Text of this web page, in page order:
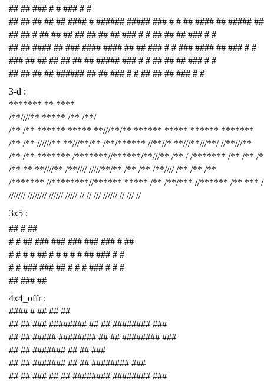
## ## ### # # ### # #
## ## ## ## ## #### # ###### ##### ### # # ## #### ## #####
## ## # ## ## ## ## ## ## ## ### # # ## ## ## ### # #
## ## #### ## ### #### #### ## ## ### # # ### #### ## ### # #
### ## ## ## ## ## ## ##### ### # # ## ## ## ### # #
## ## ## ## ###### ## ## ### # # ## ## ## ### # #
3-d :
******* ** ****
/**////** ***** /** /**/
/** /** ****** ***** **///**/** ****** ***** ****** *******
/** /** //////** **///**/** /**/****** //**//* **///**///**/ //**///**
/** /** ******* /*******//******/**///** /** / /******* /** /** /
/** ** **////** /**//// /////**/** /** /** /**//// /** /** /**
/******* //********//****** ***** /** /**/*** //****** /** ***
/////// //////// ////// ///// // // /// ////// // /// //
3x5 :
## # ##
# # ## ### ### ### ### ### # ##
# # # # ## # # # # # ## ### # #
# # ### ### ## # # # ### # # #
## ### ##
4x4_offr :
#### # ## ## ##
## ## ### ######## ## ## ######## ###
## ## ##### ######## ## ## ######## ###
## ## ####### ## ## ###
## ## ####### ## ## ######## ###
## ## ### ## ## ######## ######## ###